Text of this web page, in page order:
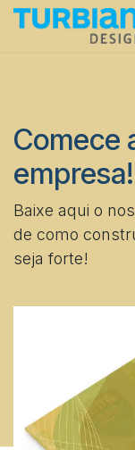
Pular para o
Comece
empresa!
Baixe aqui o
de como
seja forte!